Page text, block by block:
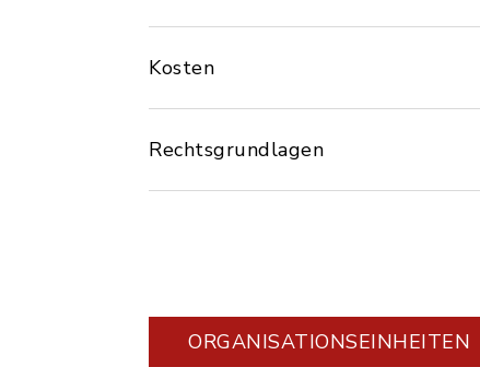
Kosten
Rechtsgrundlagen
ORGANISATIONS­EINHEITEN